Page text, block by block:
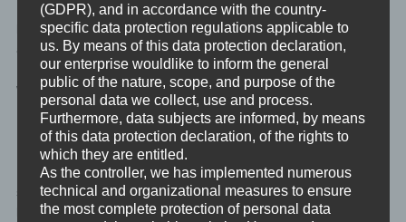
Bereich der Glockenkurve schon recht flach ist. Es fällt mir recht
leicht aus wissenschaftlichen Papers die nötige Information
abzugreifen.
Warum also bin ich Systemschaf geimpft?
Nun, mein Handy hat Akku für einen Tag. Und es hat im
Betondschungel der Großstadt vielfach nur schwachen Empfang.
Die Überwachung meiner Bio-Werte durch injizierten 5G-Chip
stresst mich also wenig. Dafür trage ich eine Fitness-Uhr. Die
lade ich regelmäßig auf, damit sie meine Bio-Werte praktisch
(GDPR), and in accordance with the country-
specific data protection regulations applicable to
us. By means of this data protection declaration,
our enterprise wouldlike to inform the general
public of the nature, scope, and purpose of the
personal data we collect, use and process.
Furthermore, data subjects are informed, by means
of this data protection declaration, of the rights to
which they are entitled.
As the controller, we has implemented numerous
technical and organizational measures to ensure
the most complete protection of personal data